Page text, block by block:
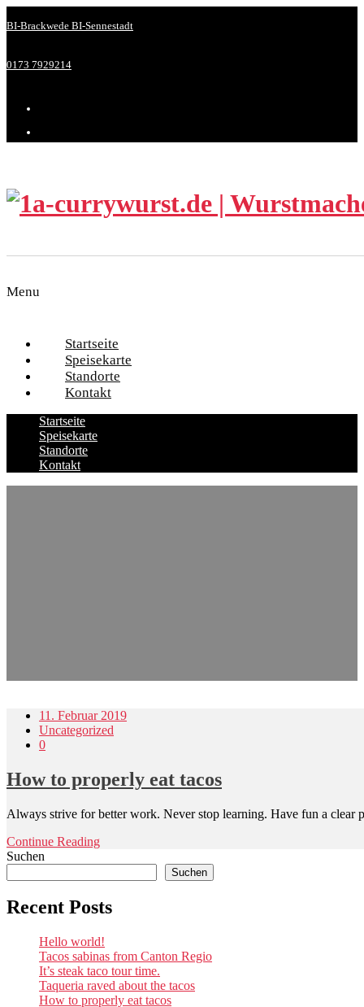
BI-Brackwede BI-Sennestadt
0173 7929214
Menu
Startseite
Speisekarte
Standorte
Kontakt
Startseite
Speisekarte
Standorte
Kontakt
11. Februar 2019
Uncategorized
0
How to properly eat tacos
Always strive for better work. Never stop learning. Have fun a clear
Continue Reading
Suchen
Suchen
Recent Posts
Hello world!
Tacos sabinas from Canton Regio
It’s steak taco tour time.
Taqueria raved about the tacos
How to properly eat tacos